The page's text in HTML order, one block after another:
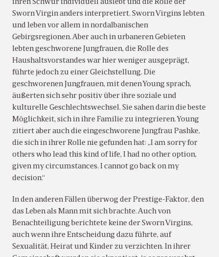
ihren Schwur individuell auslebt und die Rolle der
Sworn Virgin anders interpretiert. Sworn Virgins lebten
und leben vor allem in nordalbanischen
Gebirgsregionen. Aber auch in urbaneren Gebieten
lebten geschworene Jungfrauen, die Rolle des
Haushaltsvorstandes war hier weniger ausgeprägt,
führte jedoch zu einer Gleichstellung. Die
geschworenen Jungfrauen, mit denen Young sprach,
äußerten sich sehr positiv über ihre soziale und
kulturelle Geschlechtswechsel. Sie sahen darin die beste
Möglichkeit, sich in ihre Familie zu integrieren. Young
zitiert aber auch die eingeschworene Jungfrau Pashke,
die sich in ihrer Rolle nie gefunden hat: „I am sorry for
others who lead this kind of life, I had no other option,
given my circumstances. I cannot go back on my
decision.“
In den anderen Fällen überwog der Prestige-Faktor, den
das Leben als Mann mit sich brachte. Auch von
Benachteiligung berichtete keine der Sworn Virgins,
auch wenn ihre Entscheidung dazu führte, auf
Sexualität, Heirat und Kinder zu verzichten. In ihrer